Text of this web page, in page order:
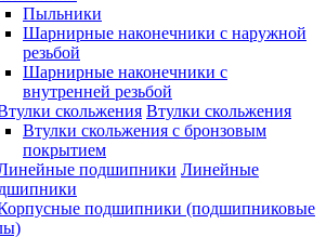
Пыльники
Шарнирные наконечники с наружной
резьбой
Шарнирные наконечники с
внутренней резьбой
Втулки скольжения
Втулки скольжения с бронзовым
покрытием
Линейные